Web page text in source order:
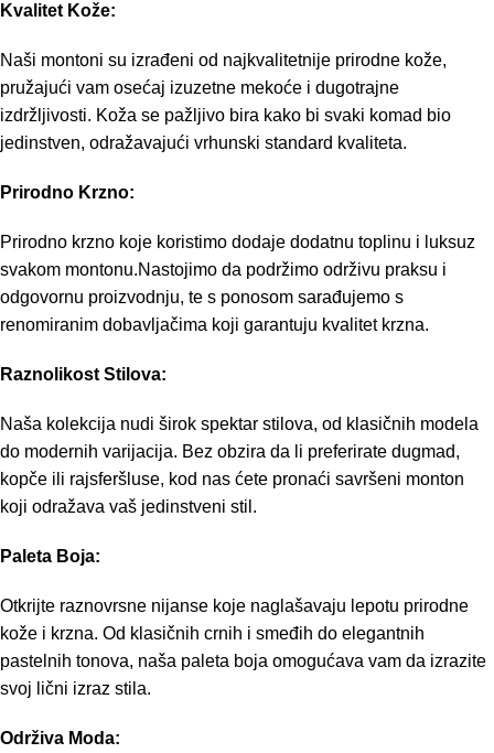
Kvalitet Kože:
Naši montoni su izrađeni od najkvalitetnije prirodne kože,
pružajući vam osećaj izuzetne mekoće i dugotrajne
izdržljivosti. Koža se pažljivo bira kako bi svaki komad bio
jedinstven, odražavajući vrhunski standard kvaliteta.
Prirodno Krzno:
Prirodno krzno koje koristimo dodaje dodatnu toplinu i luksuz
svakom montonu.Nastojimo da podržimo održivu praksu i
odgovornu proizvodnju, te s ponosom sarađujemo s
renomiranim dobavljačima koji garantuju kvalitet krzna.
Raznolikost Stilova:
Naša kolekcija nudi širok spektar stilova, od klasičnih modela
do modernih varijacija. Bez obzira da li preferirate dugmad,
kopče ili rajsferšluse, kod nas ćete pronaći savršeni monton
koji odražava vaš jedinstveni stil.
Paleta Boja:
Otkrijte raznovrsne nijanse koje naglašavaju lepotu prirodne
kože i krzna. Od klasičnih crnih i smeđih do elegantnih
pastelnih tonova, naša paleta boja omogućava vam da izrazite
svoj lični izraz stila.
Održiva Moda: